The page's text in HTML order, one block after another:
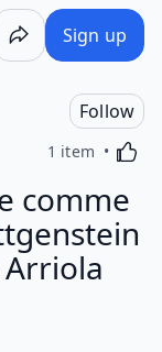
Sign up
Follow
1 item
comme